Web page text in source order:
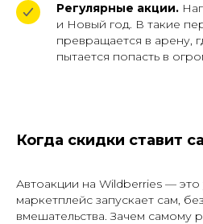
Регулярные акции.
и Новый год. В такие
превращается в арену,
пытается попасть в
Когда скидки ставит
Автоакции на Wildberries —
маркетплейс запускает сам,
вмешательства. Зачем самому